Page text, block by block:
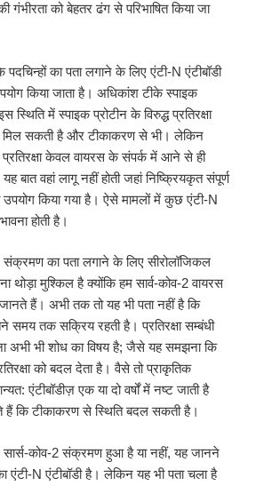
को बेहतर ढंग से परिभाषित किया जा
का पता लगाने के लिए एंटी-N एंटीबॉडी
किया जाता है। अधिकांश टीके स्पाइक
स्थिति में स्पाइक प्रोटीन के विरुद्ध प्रतिरक्षा
सकती है और टीकाकरण से भी। लेकिन
प्रतिरक्षा केवल वायरस के संपर्क में आने से ही
बात वहां लागू नहीं होती जहां निष्क्रियकृत संपूर्ण
उपयोग किया गया है। ऐसे मामलों में कुछ एंटी-N
होती है।
संक्रमण का पता लगाने के लिए सीरोलॉजिकल
थोड़ा मुश्किल है क्योंकि हम सार्व-कोव-2 वायरस
हैं। अभी तक तो यह भी पता नहीं है कि
समय तक सक्रिय रहती है। प्रतिरक्षा सम्बंधी
अभी भी शोध का विषय है; जैसे यह समझना कि
को बदल देता है। वैसे तो प्राकृतिक
एंटीबॉडीज़ एक या दो वर्षों में नष्ट जाती है
कि टीकाकरण से स्थिति बदल सकती है।
सार्स-कोव-2 संक्रमण हुआ है या नहीं, यह जानने
एंटी-N एंटीबॉडी है। लेकिन यह भी पता चला है